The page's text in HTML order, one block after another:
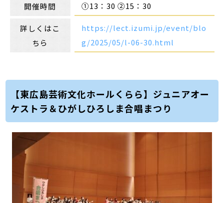
開催時間 ①13：30 ②15：30
詳しくはこ
ちら
https://lect.izumi.jp/event/blo
g/2025/05/l-06-30.html
【東広島芸術文化ホールくらら】ジュニアオー
ケストラ＆ひがしひろしま合唱まつり